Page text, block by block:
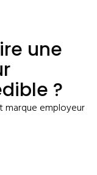
une
?
marque employeur